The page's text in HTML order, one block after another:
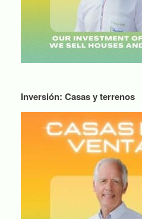
Inversión: Casas y terrenos